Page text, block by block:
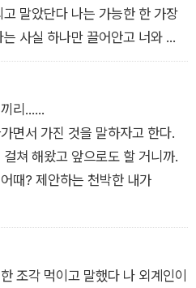
말았단다 나는 가능한 한 가장
사실 하나만 끌어안고 너와 시
포기하지도 못한 채 거울을 보며
끼리……
면서 가진 것을 말하자고 한다.
쳐 해왔고 앞으로도 할 거니까.
때? 제안하는 천박한 내가
조각 먹이고 말했다 나 외계인이